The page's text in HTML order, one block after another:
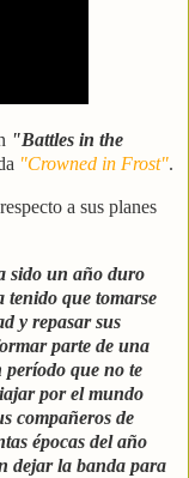
"Battles in the
"Crowned in Frost".
a sus planes
sido un año duro
tenido que tomarse
y repasar sus
parte de una
que no te
por el mundo
compañeros de
épocas del año
dejar la banda para